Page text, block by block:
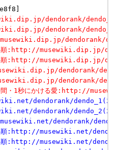
dendorank/
dendorank/
musewiki.dip.jp/dendorank/
い順:http://musewiki.dip.jp/
い順:http://musewiki.dip.jp/
dendorank/
dendorank/
時間・1秒にかける愛:http://
dendorank/
dendorank/
dendorank/
い順:http://musewiki.net/
い順:http://musewiki.net/